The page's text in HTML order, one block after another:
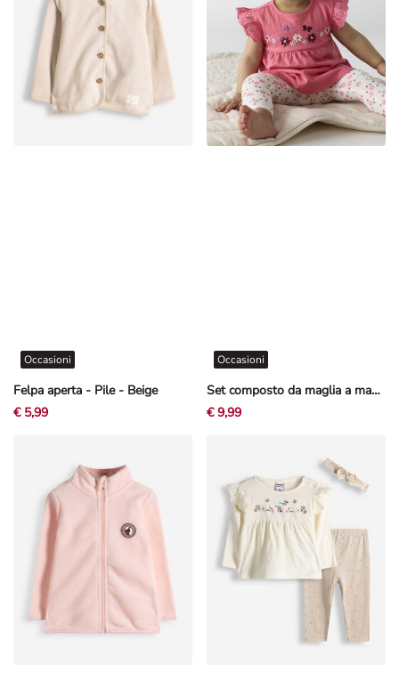
Felpa aperta - Pile - Beige
Occasioni
€ 5,99
Set composto da maglia a manica lunga e leggings - Ricamo - Rosa
Occasioni
€ 9,99